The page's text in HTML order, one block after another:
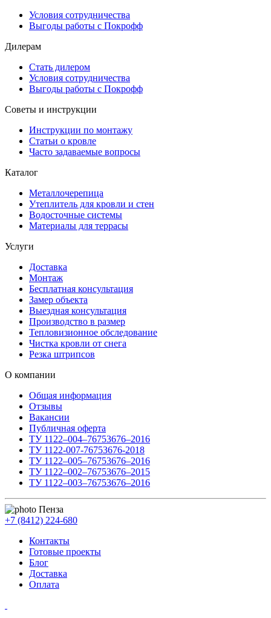
Условия сотрудничества
Выгоды работы с Покрофф
Дилерам
Стать дилером
Условия сотрудничества
Выгоды работы с Покрофф
Советы и инструкции
Инструкции по монтажу
Статьи о кровле
Часто задаваемые вопросы
Каталог
Металлочерепица
Утеплитель для кровли и стен
Водосточные системы
Материалы для террасы
Услуги
Доставка
Монтаж
Бесплатная консультация
Замер объекта
Выездная консультация
Производство в размер
Тепловизионное обследование
Чистка кровли от снега
Резка штрипсов
О компании
Общая информация
Отзывы
Вакансии
Публичная оферта
ТУ 1122–004–76753676–2016
ТУ 1122-007-76753676-2018
ТУ 1122–005–76753676–2016
ТУ 1122–002–76753676–2015
ТУ 1122–003–76753676–2016
Пенза
+7 (8412) 224-680
Контакты
Готовые проекты
Блог
Доставка
Оплата